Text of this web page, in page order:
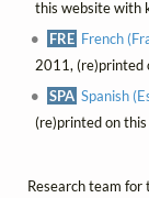
this website with
FRE French
2011, (re)printed
SPA Spanish
(re)printed on
Research team for